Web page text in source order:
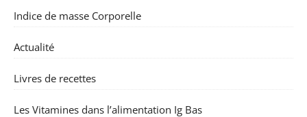
Indice de masse Corporelle
Actualité
Livres de recettes
Les Vitamines dans l’alimentation Ig Bas